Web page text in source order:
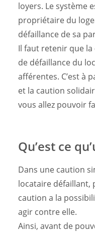
loyers. Le système
propriétaire du
défaillance de sa
Il faut retenir que
de défaillance du
afférentes. C’est à
et la caution
vous allez pouvoir
Qu’est ce
Dans une caution
locataire défaillant,
caution a la
agir contre elle.
Ainsi, avant de